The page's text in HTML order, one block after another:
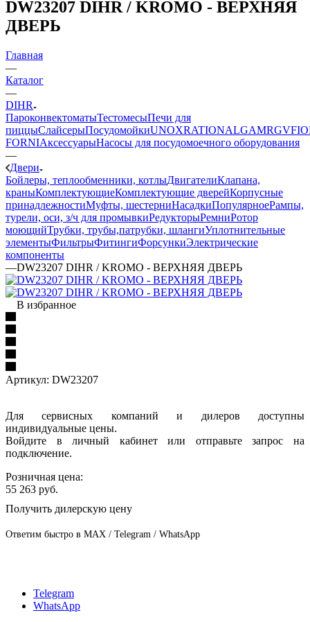
DW23207 DIHR / KROMO - ВЕРХНЯЯ
ДВЕРЬ
Главная
—
Каталог
—
DIHR
ПароконвектоматыТестомесыПечи для
пиццыСлайсерыПосудомойкиUNOXRATIONALGAMRGV
FORNIАксессуарыНасосы для посудомоечного оборудования
—
Двери
Бойлеры, теплообменники, котлыДвигателиКлапана,
краныКомплектующиеКомплектующие дверейКорпусные
принадлежностиМуфты, шестерниНасадкиПопулярноеРампы,
турели, оси, з/ч для промывкиРедукторыРемниРотор
моющийТрубки, трубы,патрубки, шлангиУплотнительные
элементыФильтрыФитингиФорсункиЭлектрические
компоненты
—DW23207 DIHR / KROMO - ВЕРХНЯЯ ДВЕРЬ
В избранное
Артикул: DW23207
Для сервисных компаний и дилеров доступны
индивидуальные цены.
Войдите в личный кабинет или отправьте запрос на
подключение.
Розничная цена:
55 263 руб.
Получить дилерскую цену
Ответим быстро в MAX / Telegram / WhatsApp
Telegram
WhatsApp